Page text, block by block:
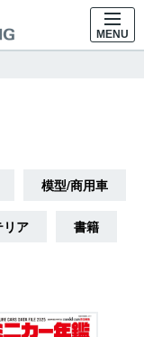
MENU
模型/商用車
リア 書籍